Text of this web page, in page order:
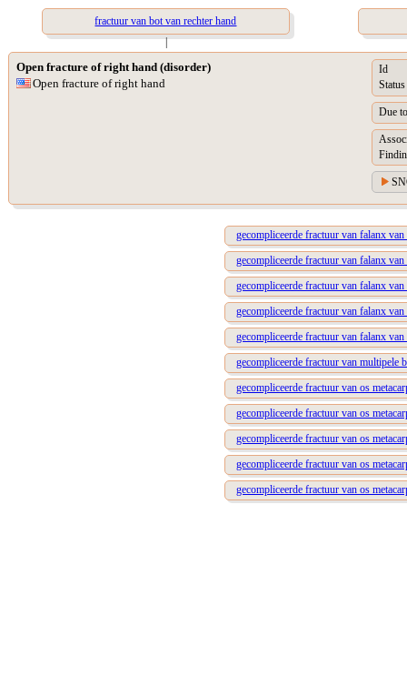
fractuur van bot van rechter hand
|
Open fracture of right hand (disorder)
Open fracture of right hand
Id
Status
Due to
gecompliceerde fractuur van falanx
gecompliceerde fractuur van falanx
gecompliceerde fractuur van falanx
gecompliceerde fractuur van falanx
gecompliceerde fractuur van falanx
gecompliceerde fractuur van multipele
gecompliceerde fractuur van os
gecompliceerde fractuur van os
gecompliceerde fractuur van os
gecompliceerde fractuur van os
gecompliceerde fractuur van os